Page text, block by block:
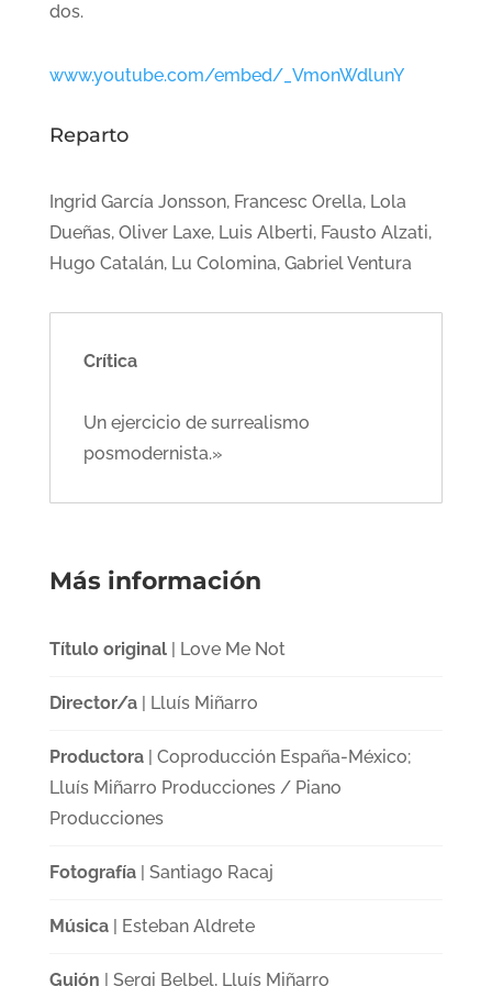
dos.
www.youtube.com/embed/_Vm0nWdlunY
Reparto
Ingrid García Jonsson, Francesc Orella, Lola
Dueñas, Oliver Laxe, Luis Alberti, Fausto Alzati,
Hugo Catalán, Lu Colomina, Gabriel Ventura
Crítica
Un ejercicio de surrealismo
posmodernista.»
Más información
Título original| Love Me Not
Director/a| Lluís Miñarro
Productora| Coproducción España-México;
Lluís Miñarro Producciones / Piano
Producciones
Fotografía| Santiago Racaj
Música| Esteban Aldrete
Guión | Sergi Belbel, Lluís Miñarro